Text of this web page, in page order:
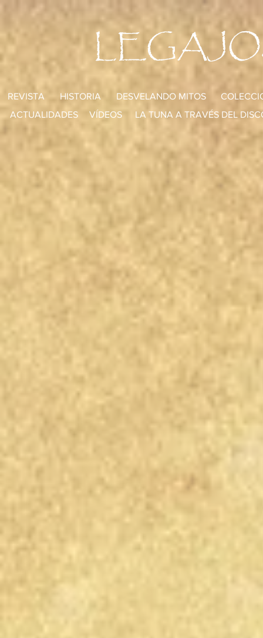
REVISTA HISTORIA DESVELANDO MITOS
ACTUALIDADES
LA TUNA A TRAVÉS DEL
VÍDEOS